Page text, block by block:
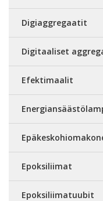
Digiaggregaatit
Digitaaliset
Efektimaalit
Epoksiliimat
Epoksiliimatuubit